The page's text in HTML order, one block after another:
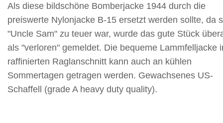
Als diese bildschöne Bomberjacke 1944 durch die
preiswerte Nylonjacke B-15 ersetzt werden sollte, da
"Uncle Sam" zu teuer war, wurde das gute Stück
als "verloren" gemeldet. Die bequeme Lammfelljacke
raffinierten Raglanschnitt kann auch an kühlen
Sommertagen getragen werden. Gewachsenes US-
Schaffell (grade A heavy duty quality).